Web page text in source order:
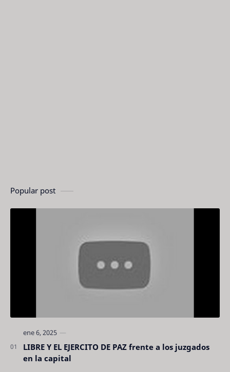
Popular post
LIBRE Y EL EJERCITO DE PAZ frente a los juzgados
en la capital